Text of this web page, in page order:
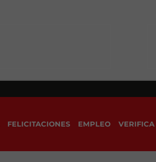
FELICITACIONES EMPLEO VERIFICA